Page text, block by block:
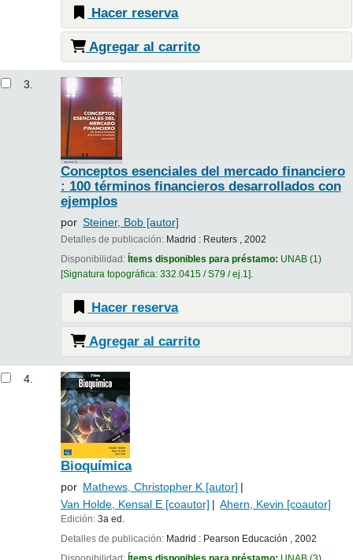
Hacer reserva
Agregar al carrito
3.
Conceptos esenciales del mercado financiero
: 100 términos financieros desarrollados con
ejemplos
por Steiner, Bob[autor]
Detalles de publicación: Madrid : Reuters , 2002
Disponibilidad: Ítems disponibles para préstamo: UNAB(1)
Signatura topográfica: 332.0415 / S79 / ej.1 .
Hacer reserva
Agregar al carrito
4.
Bioquímica
por Mathews, Christopher K[autor]
Van Holde, Kensal E[coautor] Ahern, Kevin [coautor]
Edición: 3a ed.
Detalles de publicación: Madrid : Pearson Educación , 2002